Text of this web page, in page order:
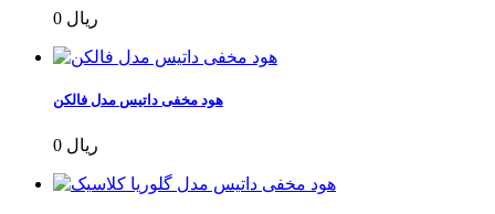
0 ریال
هود مخفی داتیس مدل فالکن
0 ریال